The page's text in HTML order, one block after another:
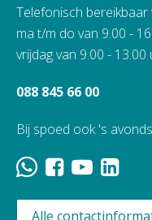
Telefonisch bereikbaar
ma t/m do van 9.00 -
vrijdag van 9.00 - 13.00
088 845 66 00
Bij spoed ook 's
Alle